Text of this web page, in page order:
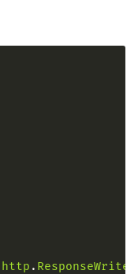
http . ResponseWriter